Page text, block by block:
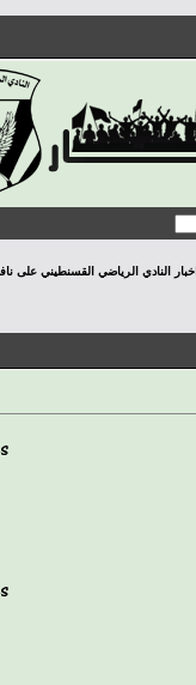
07/09/2023 اخبار النادي الرياضي القسنطيني على